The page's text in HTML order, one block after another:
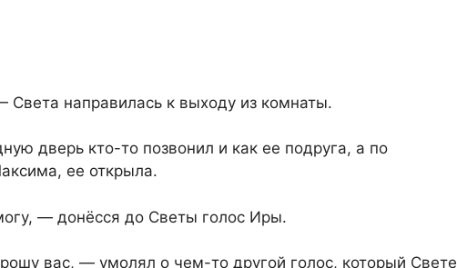
направилась к выходу из комнаты.
дверь кто-то позвонил и как ее подруга, а по
ее открыла.
— донёсся до Светы голос Иры.
вас, — умолял о чем-то другой голос, который Свете